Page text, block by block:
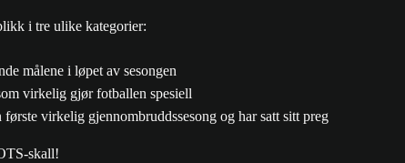
i tre ulike kategorier:
målene i løpet av sesongen
virkelig gjør fotballen spesiell
virkelig gjennombruddssesong og har satt sitt preg
skall!